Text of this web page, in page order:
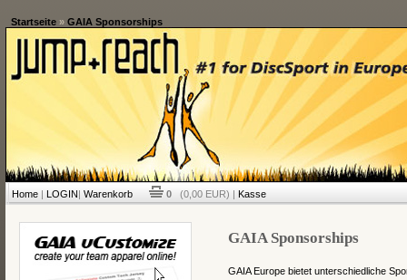
Startseite» GAIA Sponsorships
Home| LOGIN| Warenkorb 0 (0,00 EUR) | Kasse
GAIA Sponsorships
GAIA Europe bietet unterschiedliche